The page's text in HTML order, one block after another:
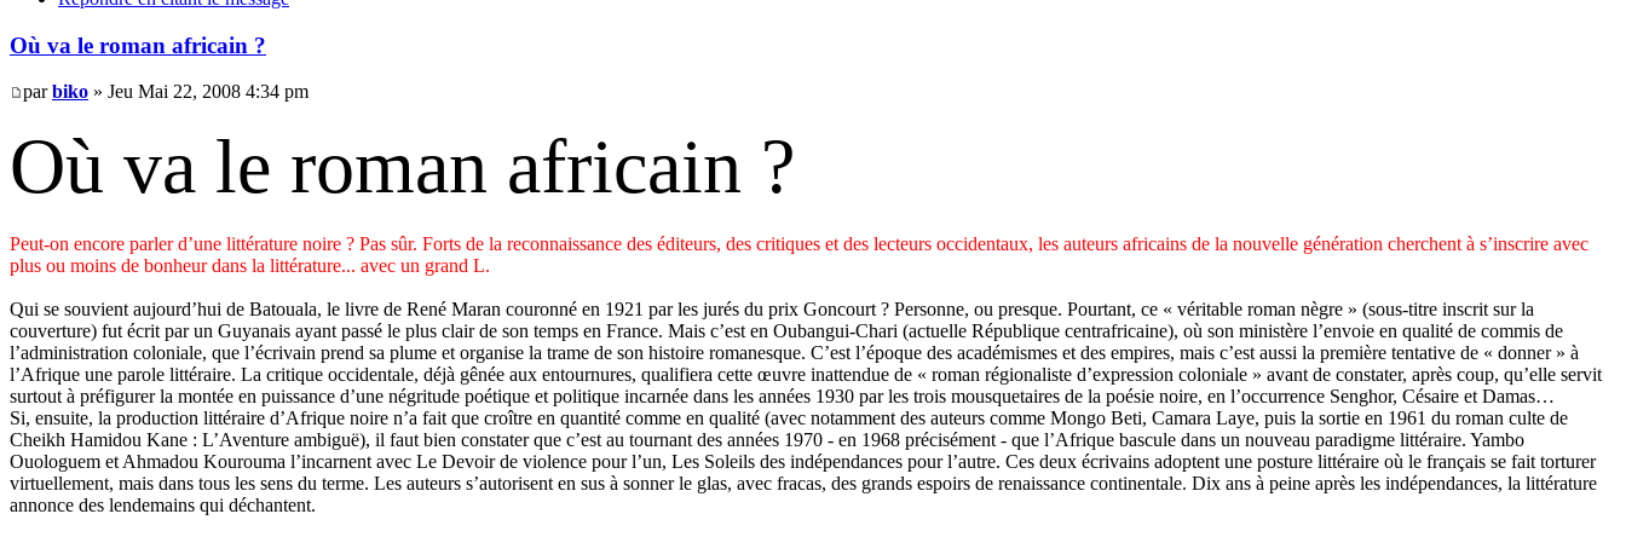
Où va le roman africain ?
parbiko » Jeu Mai 22, 2008 4:34 pm
Où va le roman africain ?
Peut-on encore parler d’une littérature noire ? Pas sûr. Forts de la reconnaissance des éditeurs, des critiques et des lecteurs occidentaux, les auteurs africains de la nouvelle génération cherchent à s’inscrire avec
plus ou moins de bonheur dans la littérature... avec un grand L.
Qui se souvient aujourd’hui de Batouala, le livre de René Maran couronné en 1921 par les jurés du prix Goncourt ? Personne, ou presque. Pourtant, ce « véritable roman nègre » (sous-titre inscrit sur la
couverture) fut écrit par un Guyanais ayant passé le plus clair de son temps en France. Mais c’est en Oubangui-Chari (actuelle République centrafricaine), où son ministère l’envoie en qualité de commis de
l’administration coloniale, que l’écrivain prend sa plume et organise la trame de son histoire romanesque. C’est l’époque des académismes et des empires, mais c’est aussi la première tentative de « donner » à
l’Afrique une parole littéraire. La critique occidentale, déjà gênée aux entournures, qualifiera cette œuvre inattendue de « roman régionaliste d’expression coloniale » avant de constater, après coup, qu’elle servit
surtout à préfigurer la montée en puissance d’une négritude poétique et politique incarnée dans les années 1930 par les trois mousquetaires de la poésie noire, en l’occurrence Senghor, Césaire et Damas…
Si, ensuite, la production littéraire d’Afrique noire n’a fait que croître en quantité comme en qualité (avec notamment des auteurs comme Mongo Beti, Camara Laye, puis la sortie en 1961 du roman culte de
Cheikh Hamidou Kane : L’Aventure ambiguë), il faut bien constater que c’est au tournant des années 1970 - en 1968 précisément - que l’Afrique bascule dans un nouveau paradigme littéraire. Yambo
Ouologuem et Ahmadou Kourouma l’incarnent avec Le Devoir de violence pour l’un, Les Soleils des indépendances pour l’autre. Ces deux écrivains adoptent une posture littéraire où le français se fait torturer
virtuellement, mais dans tous les sens du terme. Les auteurs s’autorisent en sus à sonner le glas, avec fracas, des grands espoirs de renaissance continentale. Dix ans à peine après les indépendances, la littérature
annonce des lendemains qui déchantent.